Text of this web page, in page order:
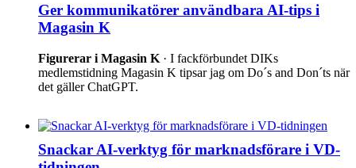
Ger kommunikatörer användbara AI-tips i
Magasin K
Figurerar i Magasin K · I fackförbundet DIKs
medlemstidning Magasin K tipsar jag om Do´s and Don´ts när
det gäller ChatGPT.
Snackar AI-verktyg för marknadsförare i VD-